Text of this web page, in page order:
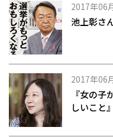
2017年06
池上彰さ
2017年06
『女の
しいこと